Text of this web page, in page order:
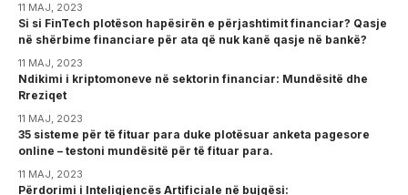
11 MAJ, 2023
Si si FinTech plotëson hapësirën e përjashtimit financiar? Qasje
në shërbime financiare për ata që nuk kanë qasje në bankë?
11 MAJ, 2023
Ndikimi i kriptomoneve në sektorin financiar: Mundësitë dhe
Rreziqet
11 MAJ, 2023
35 sisteme për të fituar para duke plotësuar anketa pagesore
online – testoni mundësitë për të fituar para.
11 MAJ, 2023
Përdorimi i Inteligjencës Artificiale në bujqësi: